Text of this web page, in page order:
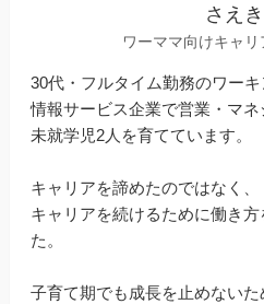
さえ
ワーママ向けキャ
30代・フルタイム勤務のワーキ
情報サービス企業で営業・マネ
未就学児2人を育てています。
キャリアを諦めたのではなく、
キャリアを続けるために働き
た。
子育て期でも成長を止めないた